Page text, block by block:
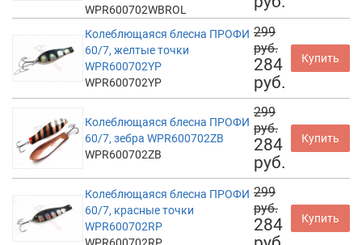
WPR600702WBROL
Колеблющаяся блесна ПРОФИ
60/7, желтые точки
WPR600702YP
WPR600702YP
299
руб.
284
руб.
Купить
Колеблющаяся блесна ПРОФИ
60/7, зебра WPR600702ZB
WPR600702ZB
299
руб.
284
руб.
Купить
Колеблющаяся блесна ПРОФИ
60/7, красные точки
WPR600702RP
299
руб.
284
Купить